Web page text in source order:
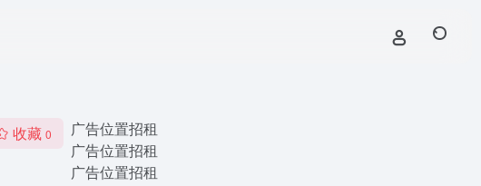
收藏 0
广告位置招租
广告位置招租
广告位置招租